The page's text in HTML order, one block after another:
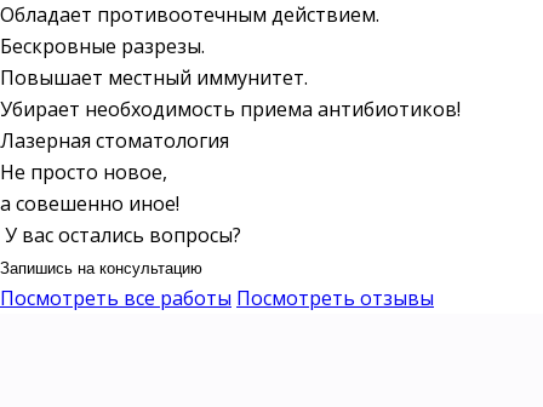
Обладает противоотечным действием.
Бескровные разрезы.
Повышает местный иммунитет.
Убирает необходимость приема антибиотиков!
Лазерная стоматология
Не просто новое,
а совешенно иное!
У вас остались вопросы?
Запишись на консультацию
Посмотреть все работы Посмотреть отзывы